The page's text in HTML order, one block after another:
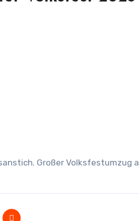
Großer Volksfestumzug